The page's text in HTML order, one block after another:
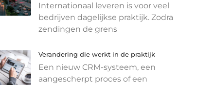
Internationaal leveren is voor veel
bedrijven dagelijkse praktijk. Zodra
zendingen de grens
Verandering die werkt in de praktijk
Een nieuw CRM-systeem, een
aangescherpt proces of een